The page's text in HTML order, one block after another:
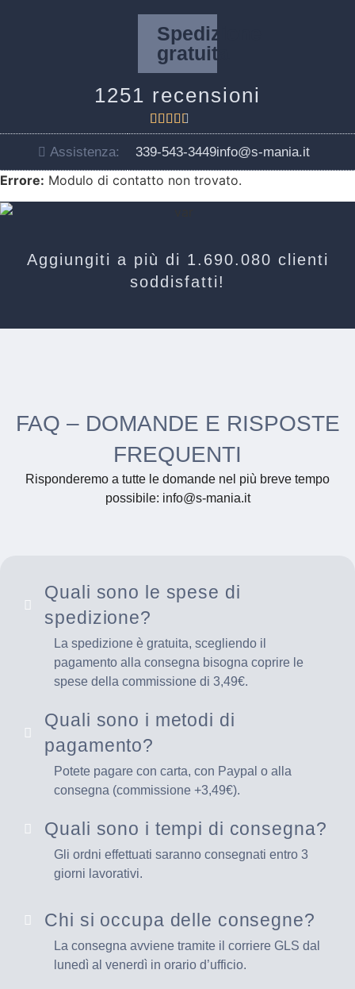
Spedizione
gratuita
1251 recensioni
    
Assistenza: 339-543-3449info@s-mania.it
Errore: Modulo di contatto non trovato.
Aggiungiti a più di 1.690.080 clienti
soddisfatti!
FAQ – DOMANDE E RISPOSTE
FREQUENTI
Risponderemo a tutte le domande nel più breve tempo
possibile: info@s-mania.it
Quali sono le spese di
spedizione?
La spedizione è gratuita, scegliendo il
pagamento alla consegna bisogna coprire le
spese della commissione di 3,49€.
Quali sono i metodi di
pagamento?
Potete pagare con carta, con Paypal o alla
consegna (commissione +3,49€).
Quali sono i tempi di consegna?
Gli ordni effettuati saranno consegnati entro 3
giorni lavorativi.
Chi si occupa delle consegne?
La consegna avviene tramite il corriere GLS dal
lunedì al venerdì in orario d’ufficio.